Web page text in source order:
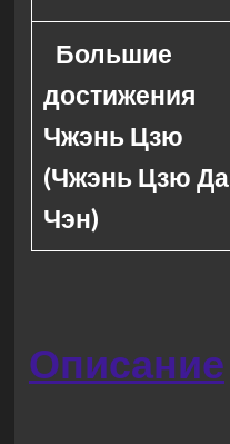
Большие
достижения
Чжэнь Цзю
(Чжэнь Цзю Да
Чэн)
Описание